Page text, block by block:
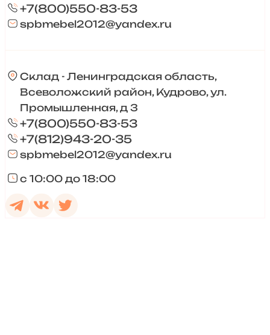
+7(800)550-83-53
spbmebel2012@yandex.ru
Склад - Ленинградская область,
Всеволожский район, Кудрово, ул.
Промышленная, д 3
+7(800)550-83-53
+7(812)943-20-35
spbmebel2012@yandex.ru
с 10:00 до 18:00